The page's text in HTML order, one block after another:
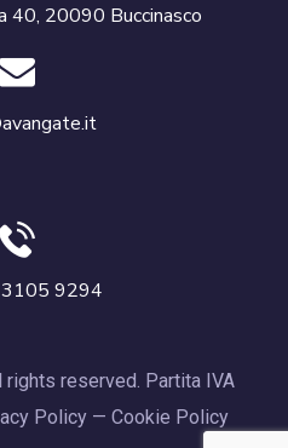
40, 20090 Buccinasco
9294
reserved. Partita IVA
Policy — Cookie Policy